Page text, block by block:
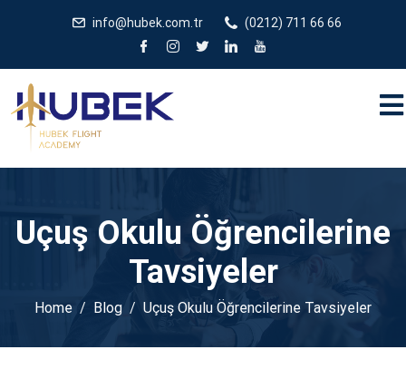
info@hubek.com.tr (0212) 711 66 66
Uçuş Okulu Öğrencilerine
Tavsiyeler
Home Blog Uçuş Okulu Öğrencilerine Tavsiyeler